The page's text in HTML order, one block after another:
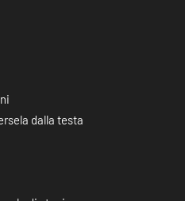
dalla testa